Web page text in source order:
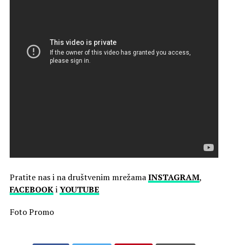
Pratite nas i na društvenim mrežamaINSTAGRAM,
FACEBOOKiYOUTUBE
Foto Promo